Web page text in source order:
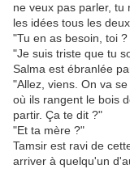
ne veux pas parler, tu
les idées tous les
"Tu en as besoin, toi
"Je suis triste que tu
Salma est ébranlée
"Allez, viens. On va
où ils rangent le bois
partir. Ça te dit ?"
"Et ta mère ?"
Tamsir est ravi de
arriver à quelqu'un